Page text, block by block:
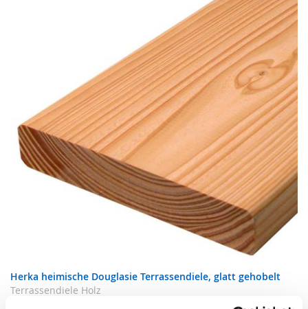
Herka heimische Douglasie Terrassendiele, glatt gehobelt
Terrassendiele Holz